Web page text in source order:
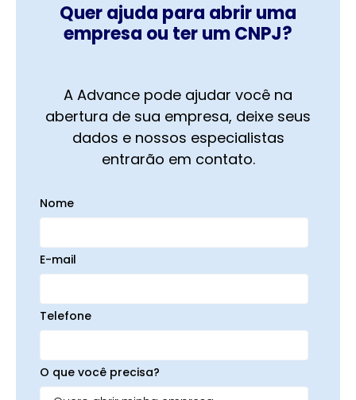
Quer ajuda para abrir uma
empresa ou ter um CNPJ?
A Advance pode ajudar você na
abertura de sua empresa, deixe seus
dados e nossos especialistas
entrarão em contato.
Nome
E-mail
Telefone
O que você precisa?